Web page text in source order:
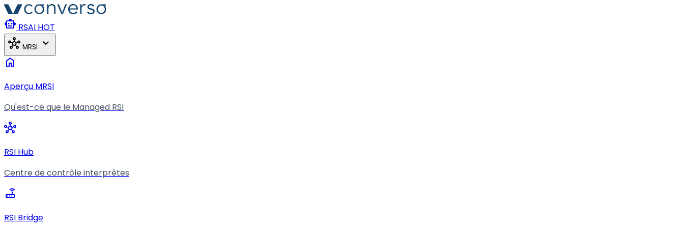
Aller au contenu principal
smart_toy RSAI HOT
hub MRSI expand_more
home
Aperçu MRSI
Qu'est-ce que le Managed RSI
hub
RSI Hub
Centre de contrôle interprètes
router
RSI Bridge